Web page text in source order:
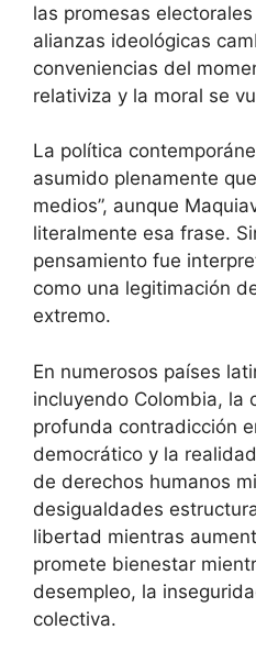
las promesas
alianzas ideológicas
conveniencias del
relativiza y la moral se
La política
asumido plenamente
medios”, aunque
literalmente esa frase.
pensamiento fue
como una legitimación
extremo.
En numerosos países
incluyendo Colombia, la
profunda contradicción
democrático y la
de derechos humanos
desigualdades
libertad mientras
promete bienestar
desempleo, la
colectiva.